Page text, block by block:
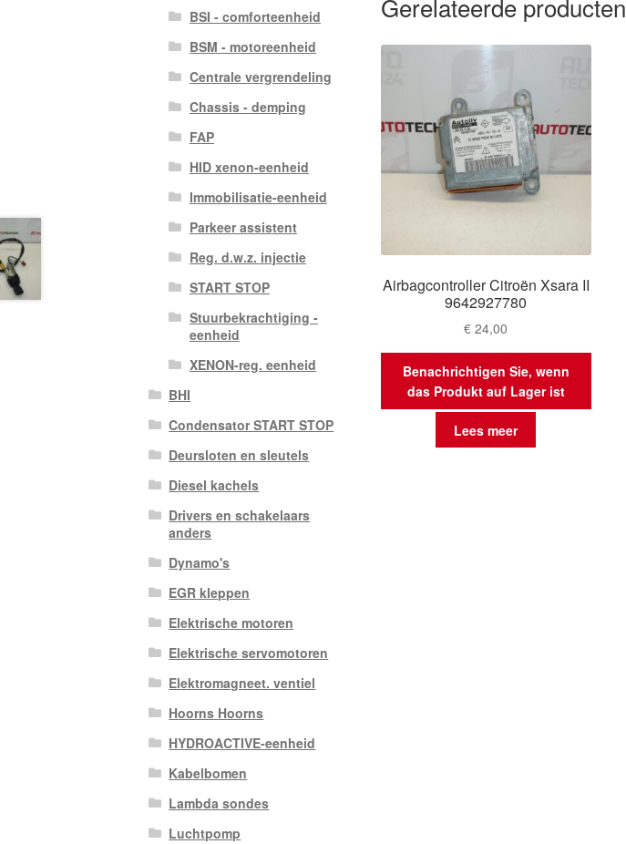
Gerelateerde producten
Airbagcontroller Citroën Xsara II
9642927780
€ 24,00
Benachrichtigen Sie, wenn
das Produkt auf Lager ist
Lees meer
BSI - comforteenheid
BSM - motoreenheid
Centrale vergrendeling
Chassis - demping
FAP
HID xenon-eenheid
Immobilisatie-eenheid
Parkeer assistent
Reg. d.w.z. injectie
START STOP
Stuurbekrachtiging -
eenheid
XENON-reg. eenheid
BHI
Condensator START STOP
Deursloten en sleutels
Diesel kachels
Drivers en schakelaars
anders
Dynamo's
EGR kleppen
Elektrische motoren
Elektrische servomotoren
Elektromagneet. ventiel
Hoorns Hoorns
HYDROACTIVE-eenheid
Kabelbomen
Lambda sondes
Luchtpomp